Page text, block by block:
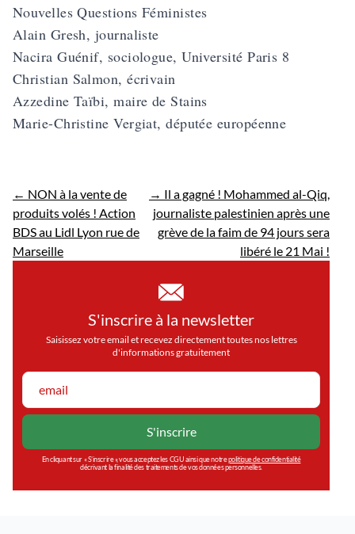
Nouvelles Questions Féministes
Alain Gresh, journaliste
Nacira Guénif, sociologue, Université Paris 8
Christian Salmon, écrivain
Azzedine Taïbi, maire de Stains
Marie-Christine Vergiat, députée européenne
← NON à la vente de
produits volés ! Action
BDS au Lidl Lyon rue de
Marseille
→ Il a gagné ! Mohammed al-Qiq,
journaliste palestinien après une
grève de la faim de 94 jours sera
libéré le 21 Mai !
S'inscrire à la newsletter
Saisissez votre email et recevez directement toutes nos lettres
d'informations gratuitement
En cliquant sur « S’inscrire », vous acceptez les CGU ainsi que notrepolitique de confidentialité
décrivant la finalité des traitements de vos données personnelles.